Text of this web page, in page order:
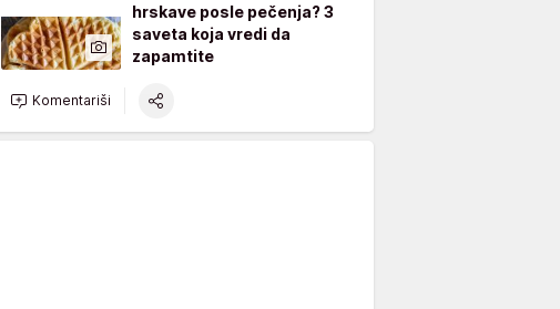
hrskave posle pečenja? 3
saveta koja vredi da
zapamtite
Komentariši